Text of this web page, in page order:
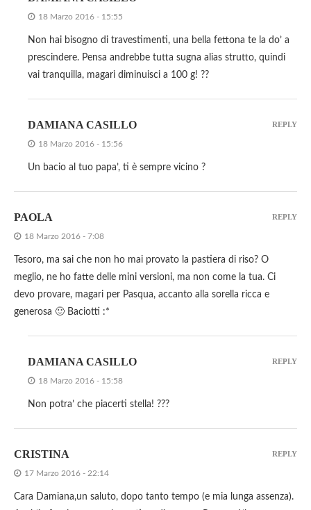
18 Marzo 2016 - 15:55
Non hai bisogno di travestimenti, una bella fettona te la do’ a
prescindere. Pensa andrebbe tutta sugna alias strutto, quindi
vai tranquilla, magari diminuisci a 100 g! ??
DAMIANA CASILLO
18 Marzo 2016 - 15:56
Un bacio al tuo papa’, ti è sempre vicino ?
REPLY
PAOLA
18 Marzo 2016 - 7:08
Tesoro, ma sai che non ho mai provato la pastiera di riso? O
meglio, ne ho fatte delle mini versioni, ma non come la tua. Ci
devo provare, magari per Pasqua, accanto alla sorella ricca e
generosa 🙂 Baciotti :*
REPLY
DAMIANA CASILLO
18 Marzo 2016 - 15:58
Non potra’ che piacerti stella! ???
REPLY
CRISTINA
17 Marzo 2016 - 22:14
Cara Damiana,un saluto, dopo tanto tempo (e mia lunga assenza).
REPLY